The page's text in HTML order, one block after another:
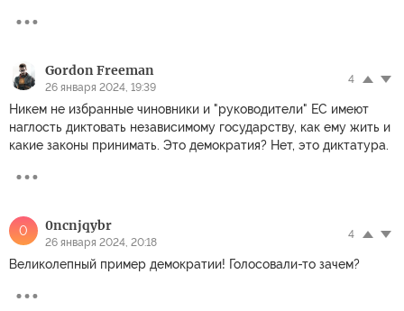
Gordon Freeman
26 января 2024, 19:39
4
Никем не избранные чиновники и "руководители" ЕС имеют
наглость диктовать независимому государству, как ему жить и
какие законы принимать. Это демократия? Нет, это диктатура.
0 0ncnjqybr
26 января 2024, 20:18
4
Великолепный пример демократии! Голосовали-то зачем?